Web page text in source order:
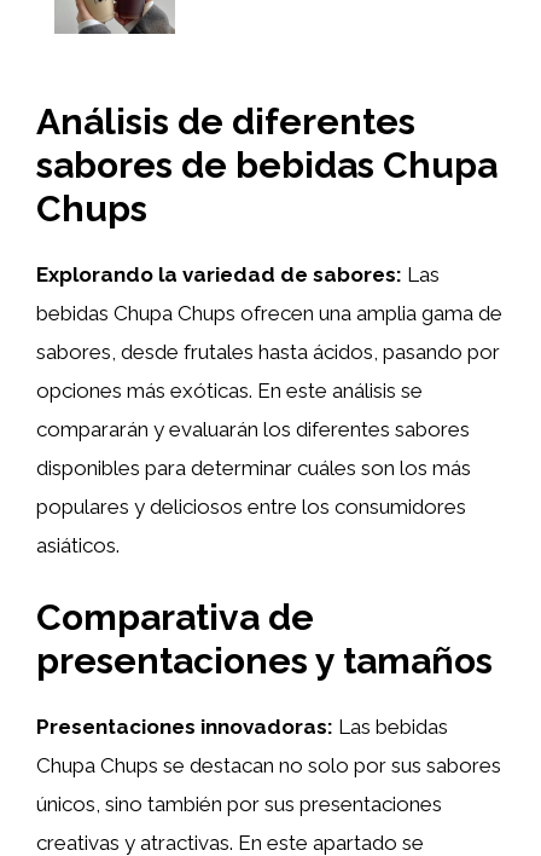
Análisis de diferentes
sabores de bebidas Chupa
Chups
Explorando la variedad de sabores: Las
bebidas Chupa Chups ofrecen una amplia gama de
sabores, desde frutales hasta ácidos, pasando por
opciones más exóticas. En este análisis se
compararán y evaluarán los diferentes sabores
disponibles para determinar cuáles son los más
populares y deliciosos entre los consumidores
asiáticos.
Comparativa de
presentaciones y tamaños
Presentaciones innovadoras: Las bebidas
Chupa Chups se destacan no solo por sus sabores
únicos, sino también por sus presentaciones
creativas y atractivas. En este apartado se